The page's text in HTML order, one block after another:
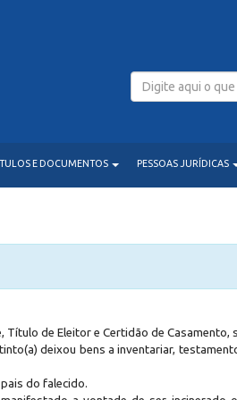
E DOCUMENTOS PESSOAS JURÍDICAS
de Eleitor e Certidão de Casamento,
deixou bens a inventariar,
do falecido.